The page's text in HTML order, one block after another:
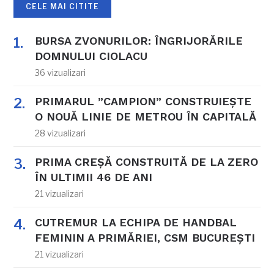
CELE MAI CITITE
BURSA ZVONURILOR: ÎNGRIJORĂRILE
DOMNULUI CIOLACU
36 vizualizari
PRIMARUL ”CAMPION” CONSTRUIEȘTE
O NOUĂ LINIE DE METROU ÎN CAPITALĂ
28 vizualizari
PRIMA CREȘĂ CONSTRUITĂ DE LA ZERO
ÎN ULTIMII 46 DE ANI
21 vizualizari
CUTREMUR LA ECHIPA DE HANDBAL
FEMININ A PRIMĂRIEI, CSM BUCUREȘTI
21 vizualizari